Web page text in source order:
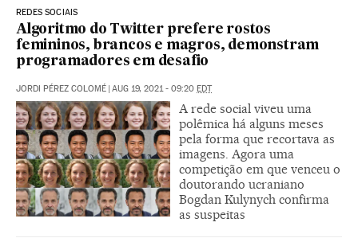
REDES SOCIAIS
Algoritmo do Twitter prefere rostos
femininos, brancos e magros, demonstram
programadores em desafio
JORDI PÉREZ COLOMÉ | AUG 19, 2021 - 09:20 EDT
A rede social viveu uma
polêmica há alguns meses
pela forma que recortava as
imagens. Agora uma
competição em que venceu o
doutorando ucraniano
Bogdan Kulynych confirma
as suspeitas